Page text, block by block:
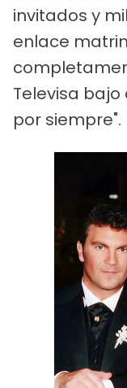
invitados y
enlace
Televisa
por siempre".